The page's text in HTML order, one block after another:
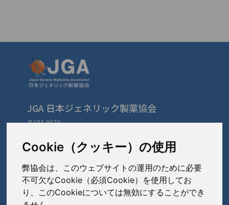
Cookie（クッキー）の使用
弊協会は、このウェブサイトの運用のために必要
不可欠なCookie（必須Cookie）を使用してお
り、このCookieについては無効にすることができ
JGA 日本ジェネリック製薬協会
〒103-0023
TEL: 03-3279-1890 / FAX: 03-3241-2978
会員会社（あ〜さ）
あゆみ製薬株式会社